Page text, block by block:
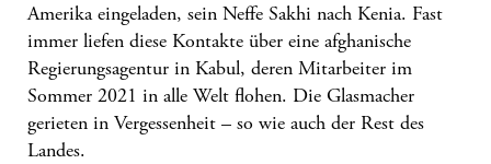
Amerika eingeladen, sein Neffe Sakhi nach Kenia. Fast
immer liefen diese Kontakte über eine afghanische
Regierungsagentur in Kabul, deren Mitarbeiter im
Sommer 2021 in alle Welt flohen. Die Glasmacher
gerieten in Vergessenheit – so wie auch der Rest des
Landes.